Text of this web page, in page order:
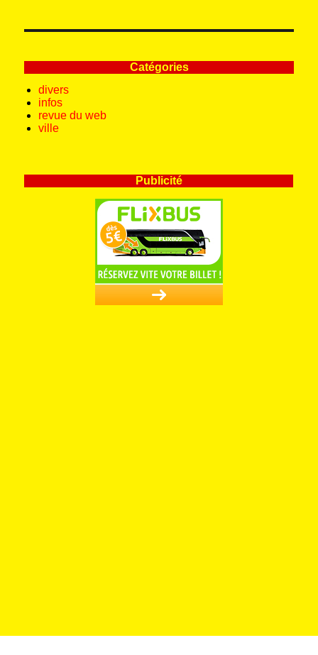
Catégories
divers
infos
revue du web
ville